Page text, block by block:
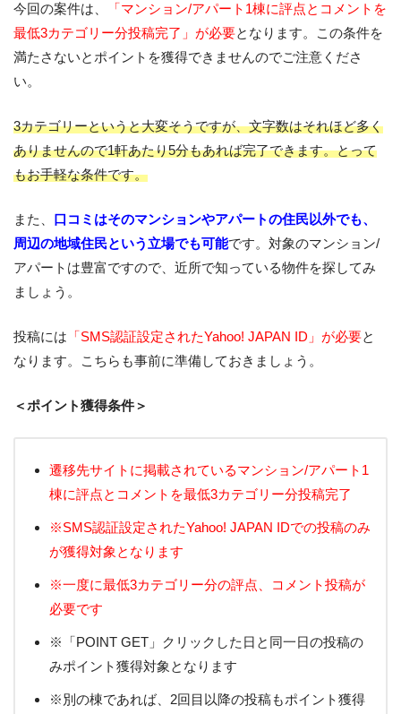
今回の案件は、
「マンション/アパート1棟に評点とコメントを
最低3カテゴリー分投稿完了」が必要となります。この条件を
満たさないとポイントを獲得できませんのでご注意くださ
い。
3カテゴリーというと大変そうですが、文字数はそれほど多く
ありませんので1軒あたり5分もあれば完了できます。とって
もお手軽な条件です。
また、 口コミはそのマンションやアパートの住民以外でも、
周辺の地域住民という立場でも可能です。対象のマンション/
アパートは豊富ですので、近所で知っている物件を探してみ
ましょう。
投稿には 「SMS認証設定されたYahoo! JAPAN ID」が必要と
なります。こちらも事前に準備しておきましょう。
＜ポイント獲得条件＞
遷移先サイトに掲載されているマンション/アパート1
棟に評点とコメントを最低3カテゴリー分投稿完了
※SMS認証設定されたYahoo! JAPAN IDでの投稿のみ
が獲得対象となります
※一度に最低3カテゴリー分の評点、コメント投稿が
必要です
※「POINT GET」クリックした日と同一日の投稿の
みポイント獲得対象となります
※別の棟であれば、2回目以降の投稿もポイント獲得